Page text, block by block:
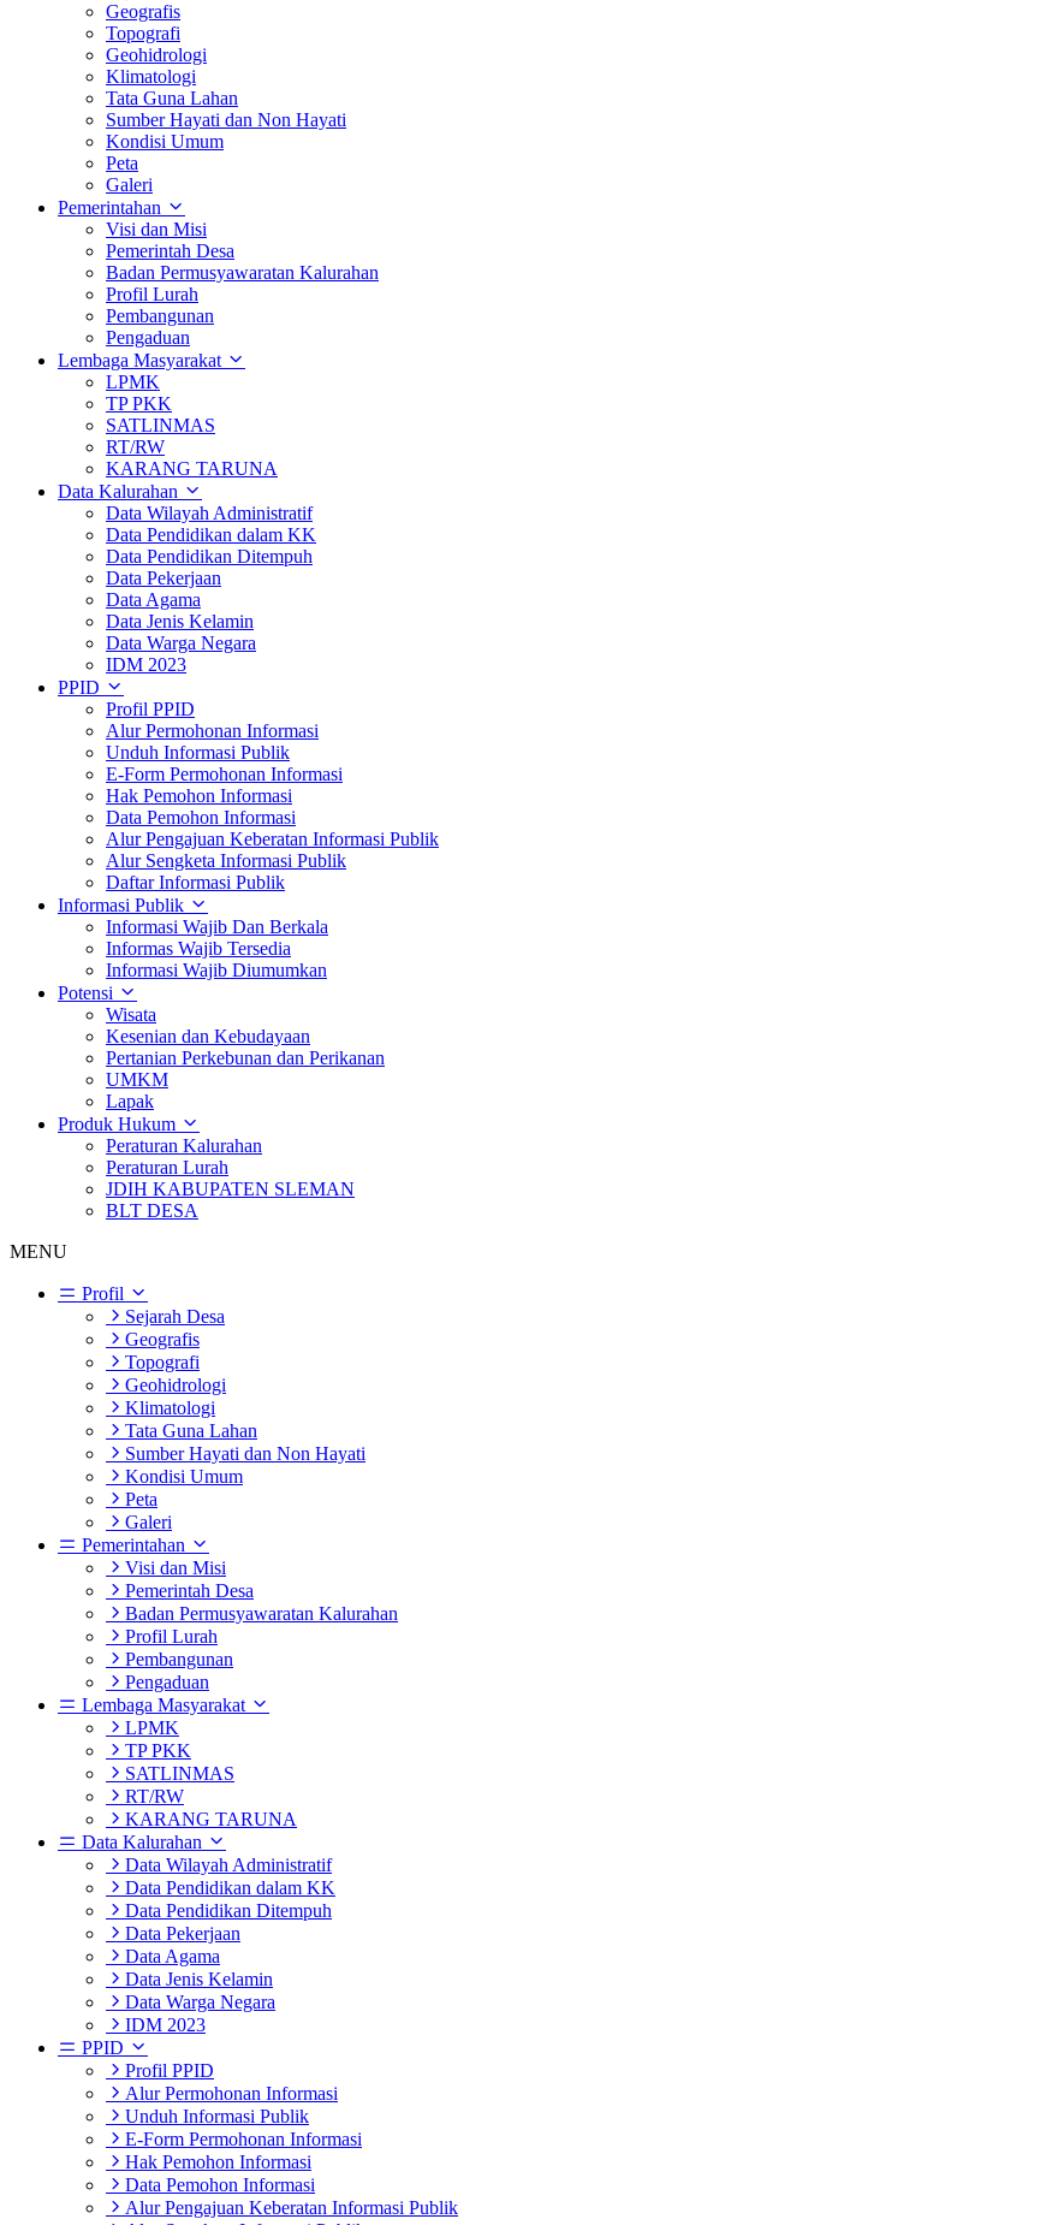
Geografis
Topografi
Geohidrologi
Klimatologi
Tata Guna Lahan
Sumber Hayati dan Non Hayati
Kondisi Umum
Peta
Galeri
Pemerintahan
Visi dan Misi
Pemerintah Desa
Badan Permusyawaratan Kalurahan
Profil Lurah
Pembangunan
Pengaduan
Lembaga Masyarakat
LPMK
TP PKK
SATLINMAS
RT/RW
KARANG TARUNA
Data Kalurahan
Data Wilayah Administratif
Data Pendidikan dalam KK
Data Pendidikan Ditempuh
Data Pekerjaan
Data Agama
Data Jenis Kelamin
Data Warga Negara
IDM 2023
PPID
Profil PPID
Alur Permohonan Informasi
Unduh Informasi Publik
E-Form Permohonan Informasi
Hak Pemohon Informasi
Data Pemohon Informasi
Alur Pengajuan Keberatan Informasi Publik
Alur Sengketa Informasi Publik
Daftar Informasi Publik
Informasi Publik
Informasi Wajib Dan Berkala
Informas Wajib Tersedia
Informasi Wajib Diumumkan
Potensi
Wisata
Kesenian dan Kebudayaan
Pertanian Perkebunan dan Perikanan
UMKM
Lapak
Produk Hukum
Peraturan Kalurahan
Peraturan Lurah
JDIH KABUPATEN SLEMAN
BLT DESA
MENU
Profil
Sejarah Desa
Geografis
Topografi
Geohidrologi
Klimatologi
Tata Guna Lahan
Sumber Hayati dan Non Hayati
Kondisi Umum
Peta
Galeri
Pemerintahan
Visi dan Misi
Pemerintah Desa
Badan Permusyawaratan Kalurahan
Profil Lurah
Pembangunan
Pengaduan
Lembaga Masyarakat
LPMK
TP PKK
SATLINMAS
RT/RW
KARANG TARUNA
Data Kalurahan
Data Wilayah Administratif
Data Pendidikan dalam KK
Data Pendidikan Ditempuh
Data Pekerjaan
Data Agama
Data Jenis Kelamin
Data Warga Negara
IDM 2023
PPID
Profil PPID
Alur Permohonan Informasi
Unduh Informasi Publik
E-Form Permohonan Informasi
Hak Pemohon Informasi
Data Pemohon Informasi
Alur Pengajuan Keberatan Informasi Publik